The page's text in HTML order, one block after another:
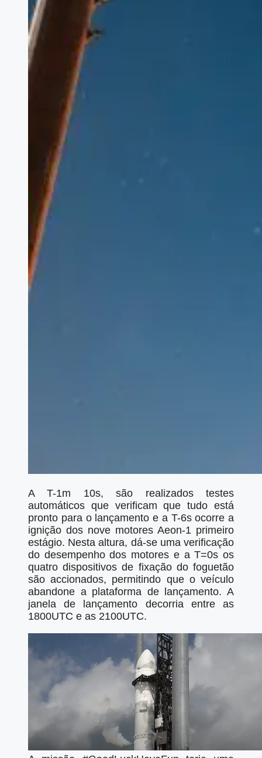
A T-1m 10s, são realizados testes
automáticos que verificam que tudo está
pronto para o lançamento e a T-6s ocorre a
ignição dos nove motores Aeon-1 primeiro
estágio. Nesta altura, dá-se uma verificação
do desempenho dos motores e a T=0s os
quatro dispositivos de fixação do foguetão
são accionados, permitindo que o veículo
abandone a plataforma de lançamento. A
janela de lançamento decorria entre as
1800UTC e as 2100UTC.